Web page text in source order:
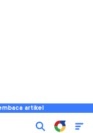
artikel